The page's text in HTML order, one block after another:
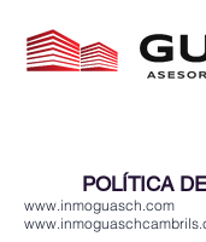
POLÍTICA
www.inmoguasch.com